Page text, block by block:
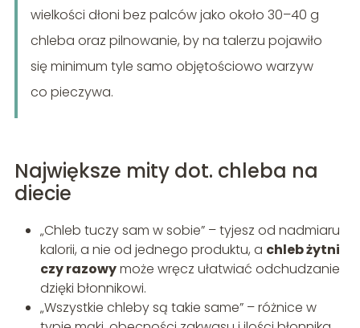
wielkości dłoni bez palców jako około 30–40 g
chleba oraz pilnowanie, by na talerzu pojawiło
się minimum tyle samo objętościowo warzyw
co pieczywa.
Największe mity dot. chleba na
diecie
„Chleb tuczy sam w sobie” – tyjesz od nadmiaru
kalorii, a nie od jednego produktu, a chleb żytni
czy razowymoże wręcz ułatwiać odchudzanie
dzięki błonnikowi.
„Wszystkie chleby są takie same” – różnice w